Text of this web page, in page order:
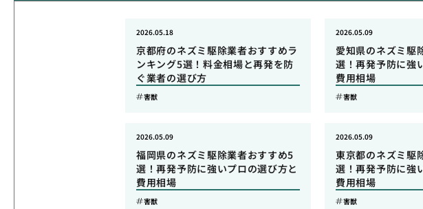
京都府のネズミ駆除業者おすすめラ
ンキング5選！料金相場と再発を防
ぐ業者の選び方
2026.05.18
害獣
愛知県のネズミ駆
選！再発予防に強
費用相場
2026.05.09
害獣
福岡県のネズミ駆除業者おすすめ5
選！再発予防に強いプロの選び方と
費用相場
2026.05.09
害獣
東京都のネズミ駆
選！再発予防に強
費用相場
2026.05.09
害獣